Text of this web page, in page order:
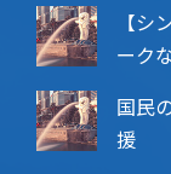
【
ーク
国民
援